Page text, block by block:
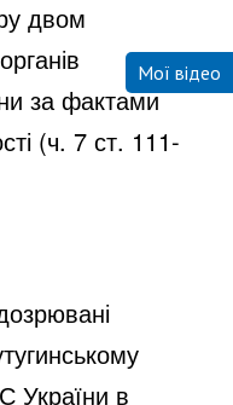
двом
за фактами
(ч. 7 ст. 111-
України в
Мої відео